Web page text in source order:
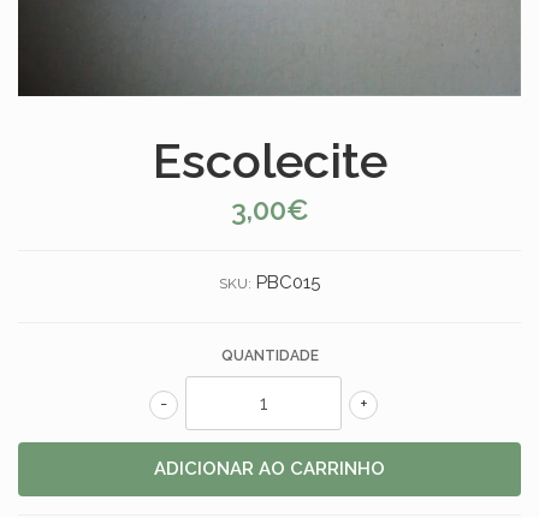
Escolecite
3,00€
SKU: PBC015
QUANTIDADE
+
-